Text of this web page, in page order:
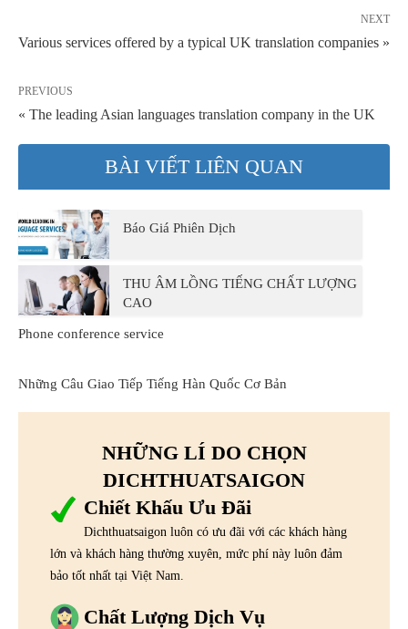
NEXT
Various services offered by a typical UK translation companies »
PREVIOUS
« The leading Asian languages translation company in the UK
BÀI VIẾT LIÊN QUAN
Báo Giá Phiên Dịch
THU ÂM LỒNG TIẾNG CHẤT LƯỢNG
CAO
Phone conference service
Những Câu Giao Tiếp Tiếng Hàn Quốc Cơ Bản
NHỮNG LÍ DO CHỌN
DICHTHUATSAIGON
Chiết Khấu Ưu Đãi
Dichthuatsaigon luôn có ưu đãi với các khách hàng
lớn và khách hàng thường xuyên, mức phí này luôn đảm
bảo tốt nhất tại Việt Nam.
Chất Lượng Dịch Vụ